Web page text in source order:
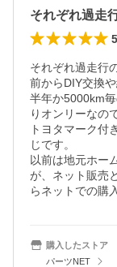
5
それぞれ過走行
前からDIY交換
半年か5000km
りオンリーなの
トヨタマーク付
じです。
以前は地元ホー
が、ネット販売
らネットでの購
購入したストア
パーツNET